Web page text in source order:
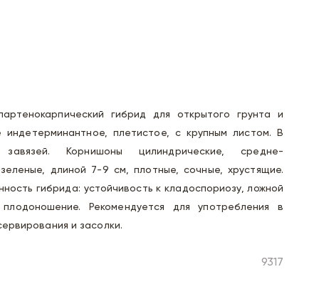
гибрид для открытого грунта и
индетерминантное, плетистое, с крупным листом. В
Корнишоны цилиндрические, средне-
длиной 7-9 см, плотные, сочные, хрустящие.
гибрида: устойчивость к кладоспориозу, ложной
Рекомендуется для употребления в
и засолки.
9317